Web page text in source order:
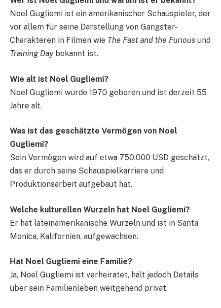
Noel Gugliemi ist ein amerikanischer Schauspieler, der
vor allem für seine Darstellung von Gangster-
Charakteren in Filmen wie The Fast and the Furious und
Training Daybekannt ist.
Wie alt ist Noel Gugliemi?
Noel Gugliemi wurde 1970 geboren und ist derzeit 55
Jahre alt.
Was ist das geschätzte Vermögen von Noel
Gugliemi?
Sein Vermögen wird auf etwa 750.000 USD geschätzt,
das er durch seine Schauspielkarriere und
Produktionsarbeit aufgebaut hat.
Welche kulturellen Wurzeln hat Noel Gugliemi?
Er hat lateinamerikanische Wurzeln und ist in Santa
Monica, Kalifornien, aufgewachsen.
Hat Noel Gugliemi eine Familie?
Ja, Noel Gugliemi ist verheiratet, hält jedoch Details
über sein Familienleben weitgehend privat.